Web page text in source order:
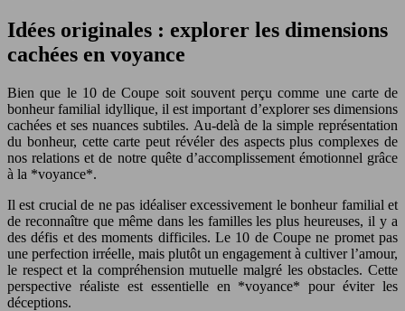
Idées originales : explorer les dimensions
cachées en voyance
Bien que le 10 de Coupe soit souvent perçu comme une carte de
bonheur familial idyllique, il est important d’explorer ses dimensions
cachées et ses nuances subtiles. Au-delà de la simple représentation
du bonheur, cette carte peut révéler des aspects plus complexes de
nos relations et de notre quête d’accomplissement émotionnel grâce
à la *voyance*.
Il est crucial de ne pas idéaliser excessivement le bonheur familial et
de reconnaître que même dans les familles les plus heureuses, il y a
des défis et des moments difficiles. Le 10 de Coupe ne promet pas
une perfection irréelle, mais plutôt un engagement à cultiver l’amour,
le respect et la compréhension mutuelle malgré les obstacles. Cette
perspective réaliste est essentielle en *voyance* pour éviter les
déceptions.